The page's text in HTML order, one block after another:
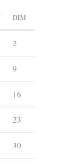
DIM
2
9
16
23
30